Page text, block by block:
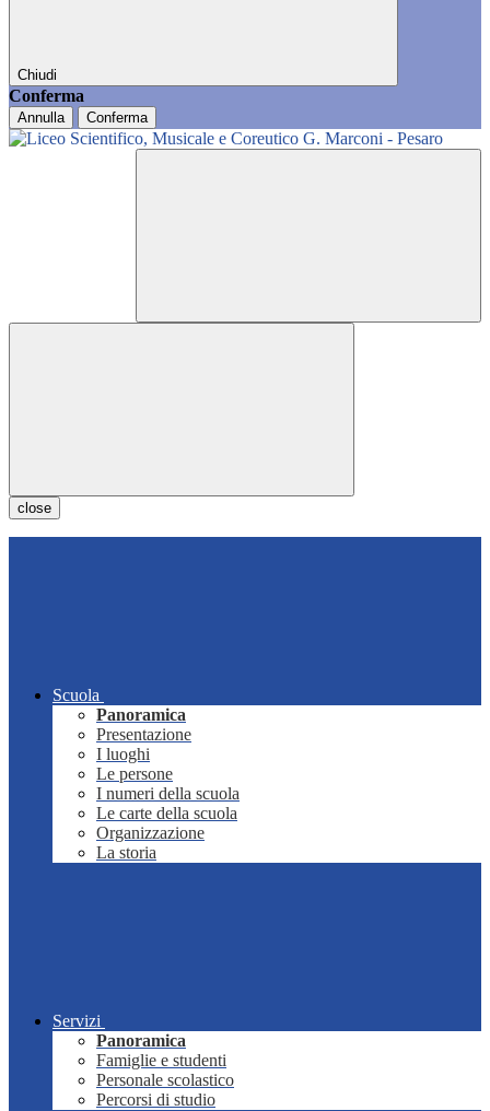
Chiudi
Conferma
Annulla Conferma
close
Scuola
Panoramica
Presentazione
I luoghi
Le persone
I numeri della scuola
Le carte della scuola
Organizzazione
La storia
Servizi
Panoramica
Famiglie e studenti
Personale scolastico
Percorsi di studio